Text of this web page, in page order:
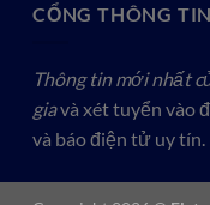
CỔNG THÔNG
Thông tin mới nhất
giavà xét tuyển vào
và báo điện tử uy tín.